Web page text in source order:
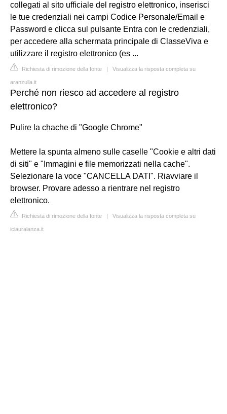
collegati al sito ufficiale del registro elettronico, inserisci
le tue credenziali nei campi Codice Personale/Email e
Password e clicca sul pulsante Entra con le credenziali,
per accedere alla schermata principale di ClasseViva e
utilizzare il registro elettronico (es ...
Richiesta di rimozione della fonte | Visualizza la risposta completa su
aranzulla.it
Perché non riesco ad accedere al registro
elettronico?
Pulire la chache di "Google Chrome"
Mettere la spunta almeno sulle caselle "Cookie e altri dati
di siti" e "Immagini e file memorizzati nella cache".
Selezionare la voce "CANCELLA DATI". Riavviare il
browser. Provare adesso a rientrare nel registro
elettronico.
Richiesta di rimozione della fonte | Visualizza la risposta completa su
iclauralanza.it